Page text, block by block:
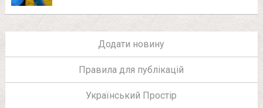
Додати новину
Правила для публікацій
Український Простір